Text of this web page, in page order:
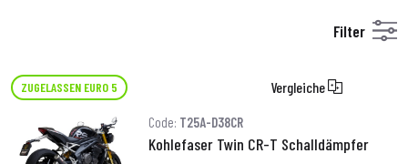
Filter
ZUGELASSEN EURO 5 Vergleiche
Code: T25A-D38CR
Kohlefaser Twin CR-T Schalldämpfer